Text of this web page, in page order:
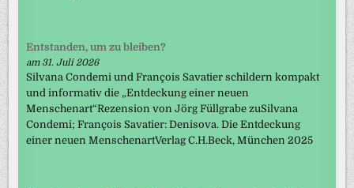
Entstanden, um zu bleiben?
am 31. Juli 2026
Silvana Condemi und François Savatier schildern kompakt
und informativ die „Entdeckung einer neuen
Menschenart“Rezension von Jörg Füllgrabe zuSilvana
Condemi; François Savatier: Denisova. Die Entdeckung
einer neuen MenschenartVerlag C.H.Beck, München 2025